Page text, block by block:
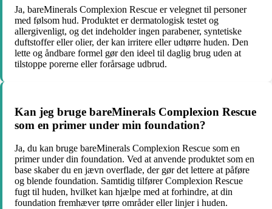
Ja, bareMinerals Complexion Rescue er velegnet til personer
med følsom hud. Produktet er dermatologisk testet og
allergivenligt, og det indeholder ingen parabener, syntetiske
duftstoffer eller olier, der kan irritere eller udtørre huden. Den
lette og åndbare formel gør den ideel til daglig brug uden at
tilstoppe porerne eller forårsage udbrud.
Kan jeg bruge bareMinerals Complexion Rescue
som en primer under min foundation?
Ja, du kan bruge bareMinerals Complexion Rescue som en
primer under din foundation. Ved at anvende produktet som en
base skaber du en jævn overflade, der gør det lettere at påføre
og blende foundation. Samtidig tilfører Complexion Rescue
fugt til huden, hvilket kan hjælpe med at forhindre, at din
foundation fremhæver tørre områder eller linjer i huden.